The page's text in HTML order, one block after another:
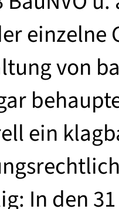
einzelne
von
ein
In den 31